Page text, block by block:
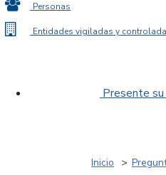
Personas
Entidades vigiladas y
Presente su
Inicio